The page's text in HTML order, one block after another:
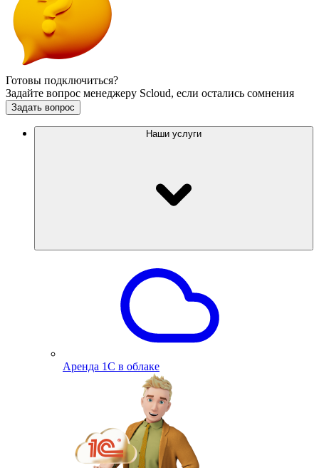
Готовы подключиться?
Задайте вопрос менеджеру Scloud, если остались сомнения
Задать вопрос
Наши услуги
Аренда 1С в облаке